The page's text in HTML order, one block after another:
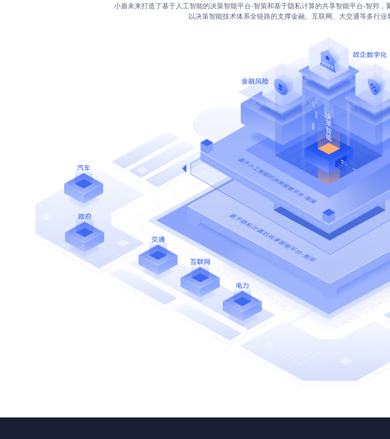
小盾未来打造了基于人工智能的决策智能平台-智策和基于隐私计算的共享智能平台-智邦，
以决策智能技术体系全链路的支撑金融、互联网、大交通等多行业